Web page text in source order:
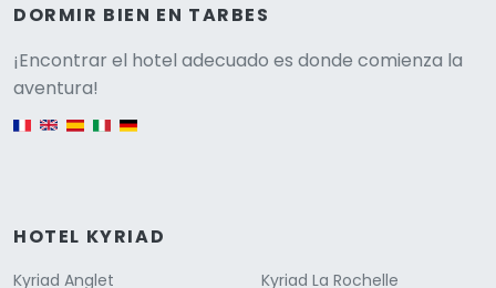
DORMIR BIEN EN TARBES
¡Encontrar el hotel adecuado es donde comienza la
aventura!
HOTEL KYRIAD
Kyriad Anglet Kyriad La Rochelle